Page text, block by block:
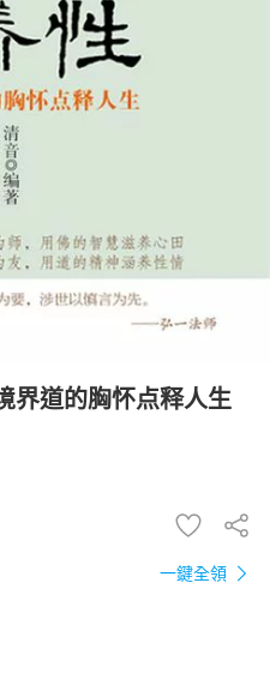
化妝保養
界道的胸怀点释人生
一鍵全領